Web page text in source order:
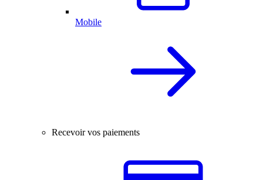
Mobile
Recevoir vos paiements